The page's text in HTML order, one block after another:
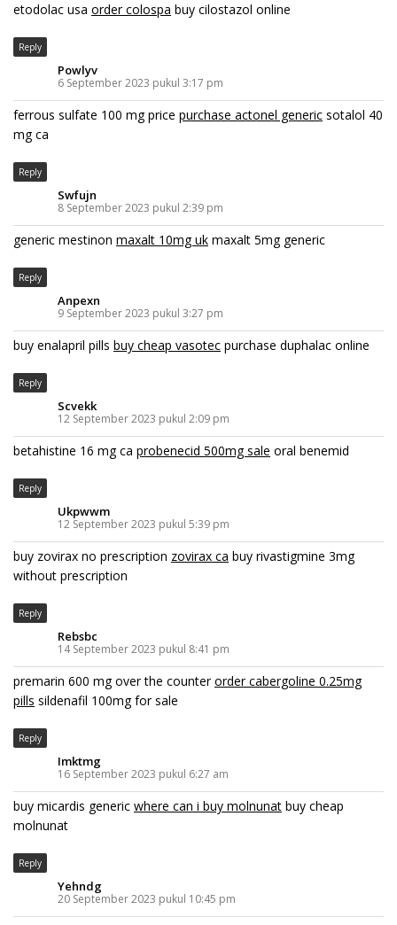
etodolac usa order colospa buy cilostazol online
Reply
Powlyv
6 September 2023 pukul 3:17 pm
ferrous sulfate 100 mg price purchase actonel generic sotalol 40
mg ca
Reply
Swfujn
8 September 2023 pukul 2:39 pm
generic mestinon maxalt 10mg uk maxalt 5mg generic
Reply
Anpexn
9 September 2023 pukul 3:27 pm
buy enalapril pills buy cheap vasotec purchase duphalac online
Reply
Scvekk
12 September 2023 pukul 2:09 pm
betahistine 16 mg ca probenecid 500mg sale oral benemid
Reply
Ukpwwm
12 September 2023 pukul 5:39 pm
buy zovirax no prescription zovirax ca buy rivastigmine 3mg
without prescription
Reply
Rebsbc
14 September 2023 pukul 8:41 pm
premarin 600 mg over the counterorder cabergoline 0.25mg
pills sildenafil 100mg for sale
Reply
Imktmg
16 September 2023 pukul 6:27 am
buy micardis generic where can i buy molnunat buy cheap
molnunat
Reply
Yehndg
20 September 2023 pukul 10:45 pm